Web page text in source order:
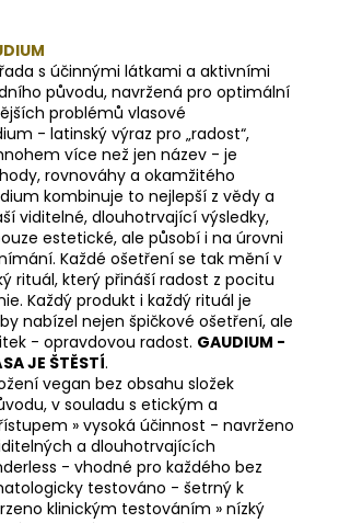
s účinnými látkami a aktivními
původu, navržená pro optimální
problémů vlasové
- latinský výraz pro „radost“,
více než jen název - je
rovnováhy a okamžitého
kombinuje to nejlepší z vědy a
viditelné, dlouhotrvající výsledky,
estetické, ale působí i na úrovni
Každé ošetření se tak mění v
rituál, který přináší radost z pocitu
Každý produkt i každý rituál je
nabízel nejen špičkové ošetření, ale
- opravdovou radost. GAUDIUM -
JE ŠTĚSTÍ.
vegan bez obsahu složek
v souladu s etickým a
» vysoká účinnost - navrženo
a dlouhotrvajících
- vhodné pro každého bez
testováno - šetrný k
klinickým testováním » nízký